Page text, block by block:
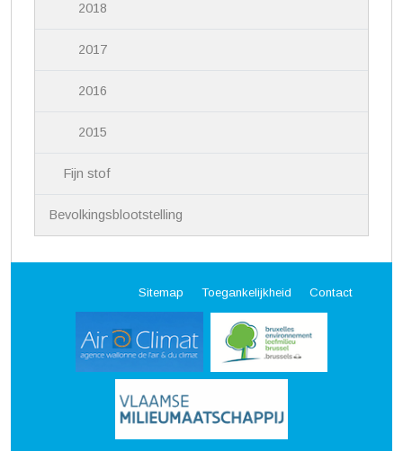
2018
2017
2016
2015
Fijn stof
Bevolkingsblootstelling
Sitemap Toegankelijkheid Contact